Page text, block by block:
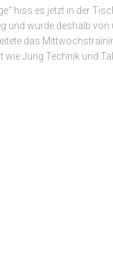
hiss es jetzt in der
und wurde deshalb
das
wie Jung Technik und